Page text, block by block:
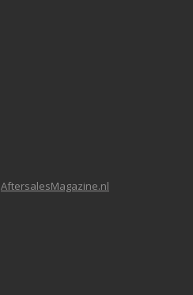
AftersalesMagazine.nl